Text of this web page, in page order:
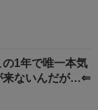
の1年で唯一本気
来ないんだが…⇐